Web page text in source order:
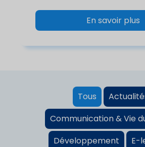
En savoir plus
Tous
Communication & Vie
Développement
E-